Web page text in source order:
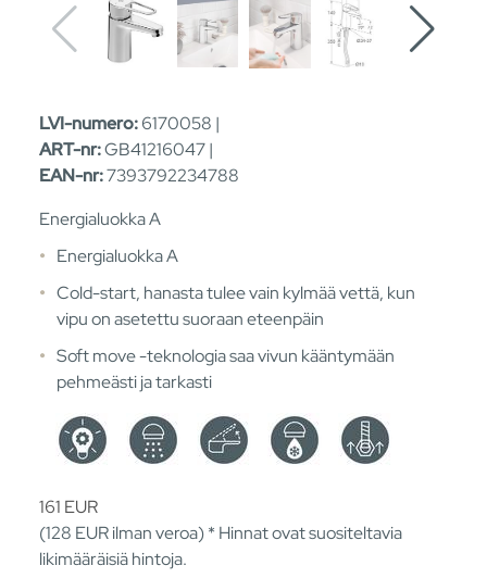
LVI-numero:6170058 |
ART-nr:GB41216047 |
EAN-nr:7393792234788
Energialuokka A
Energialuokka A
Cold-start, hanasta tulee vain kylmää vettä, kun
vipu on asetettu suoraan eteenpäin
Soft move -teknologia saa vivun kääntymään
pehmeästi ja tarkasti
161 EUR
(128 EURilman veroa) * Hinnat ovat suositeltavia
likimääräisiä hintoja.